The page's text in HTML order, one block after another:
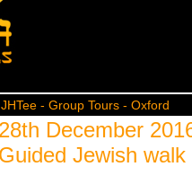
JHTee - Group Tours - Oxford